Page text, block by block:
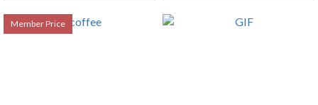
Member Price